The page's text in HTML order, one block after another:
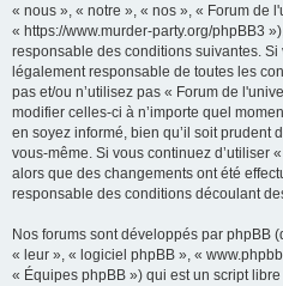
« nous », « notre », « nos », « Forum de
« https://www.murder-party.org/phpBB3
responsable des conditions suivantes. Si
légalement responsable de toutes les
pas et/ou n’utilisez pas « Forum de
modifier celles-ci à n’importe quel
en soyez informé, bien qu’il soit prudent
vous-même. Si vous continuez d’utiliser
alors que des changements ont été
responsable des conditions découlant
Nos forums sont développés par phpBB
« leur », « logiciel phpBB », «
« Équipes phpBB ») qui est un script